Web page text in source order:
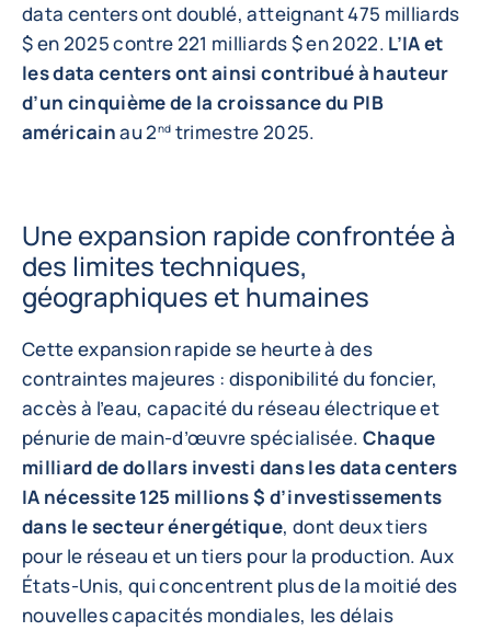
data centers ont doublé, atteignant 475 milliards
$ en 2025 contre 221 milliards $ en 2022. L’IA et
les data centers ont ainsi contribué à hauteur
d’un cinquième de la croissance du PIB
américainau 2nd trimestre 2025.
Une expansion rapide confrontée à
des limites techniques,
géographiques et humaines
Cette expansion rapide se heurte à des
contraintes majeures : disponibilité du foncier,
accès à l’eau, capacité du réseau électrique et
pénurie de main-d’œuvre spécialisée. Chaque
milliard de dollars investi dans les data centers
IA nécessite 125 millions $ d’investissements
dans le secteur énergétique, dont deux tiers
pour le réseau et un tiers pour la production. Aux
États-Unis, qui concentrent plus de la moitié des
nouvelles capacités mondiales, les délais